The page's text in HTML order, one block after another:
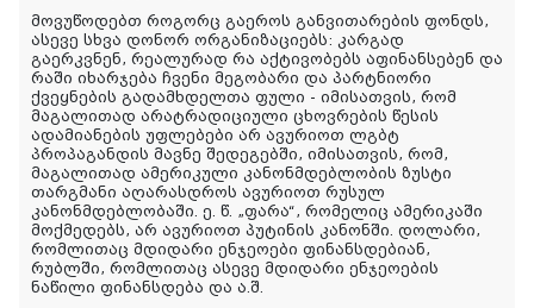
მოვუწოდებთ როგორც გაეროს განვითარების ფონდს,
ასევე სხვა დონორ ორგანიზაციებს: კარგად
გაერკვნენ, რეალურად რა აქტივობებს აფინანსებენ და
რაში იხარჯება ჩვენი მეგობარი და პარტნიორი
ქვეყნების გადამხდელთა ფული - იმისათვის, რომ
მაგალითად არატრადიციული ცხოვრების წესის
ადამიანების უფლებები არ ავურიოთ ლგბტ
პროპაგანდის მავნე შედეგებში, იმისათვის, რომ,
მაგალითად ამერიკული კანონმდებლობის ზუსტი
თარგმანი აღარასდროს ავურიოთ რუსულ
კანონმდებლობაში. ე. წ. „ფარა“, რომელიც ამერიკაში
მოქმედებს, არ ავურიოთ პუტინის კანონში. დოლარი,
რომლითაც მდიდარი ენჯეოები ფინანსდებიან,
რუბლში, რომლითაც ასევე მდიდარი ენჯეოების
ნაწილი ფინანსდება და ა.შ.